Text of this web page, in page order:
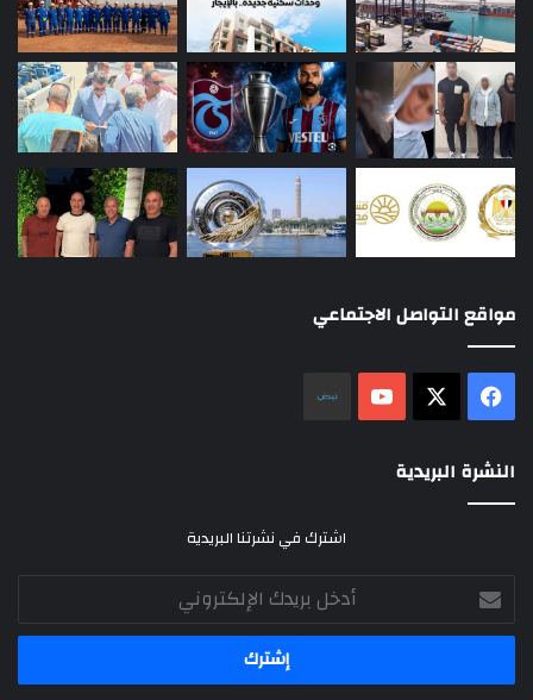
مواقع التواصل الاجتماعي
فيسبوك ‫YouTube
النشرة البريدية
اشترك في نشرتنا البريدية
أدخل
بريدك
الإلكتروني